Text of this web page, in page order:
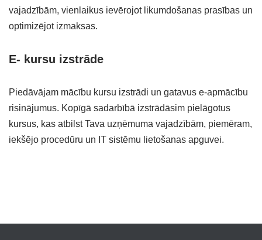
vajadzībām, vienlaikus ievērojot likumdošanas prasības un
optimizējot izmaksas.
E- kursu izstrāde
Piedāvājam mācību kursu izstrādi un gatavus e-apmācību
risinājumus. Kopīgā sadarbībā izstrādāsim pielāgotus
kursus, kas atbilst Tava uzņēmuma vajadzībām, piemēram,
iekšējo procedūru un IT sistēmu lietošanas apguvei.